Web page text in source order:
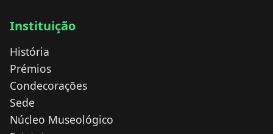
Instituição
História
Prémios
Condecorações
Sede
Núcleo Museológico